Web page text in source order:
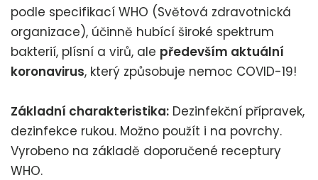
podle specifikací WHO (Světová zdravotnická
organizace), účinně hubící široké spektrum
bakterií, plísní a virů, ale především aktuální
koronavirus, který způsobuje nemoc COVID-19!
Základní charakteristika: Dezinfekční přípravek,
dezinfekce rukou. Možno použít i na povrchy.
Vyrobeno na základě doporučené receptury
WHO.